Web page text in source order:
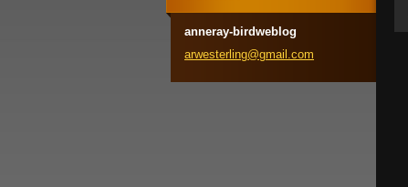
anneray-birdweblog
arwester ling@gmail.com